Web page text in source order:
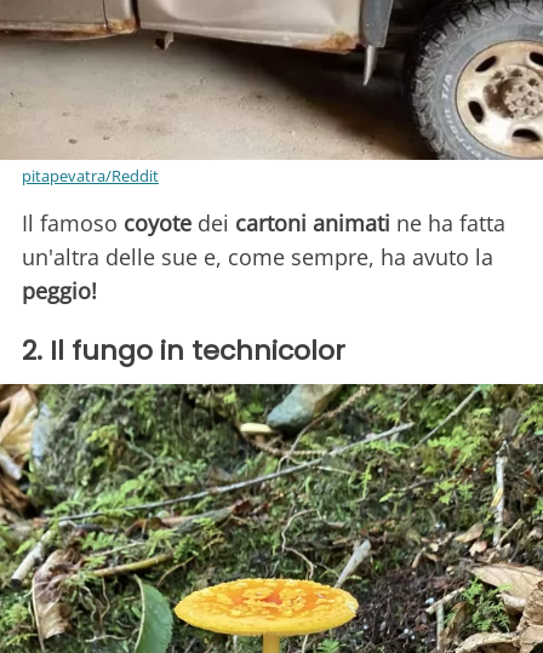
pitapevatra/Reddit
Il famoso coyote dei cartoni animati ne ha fatta
un'altra delle sue e, come sempre, ha avuto la
peggio!
2. Il fungo in technicolor